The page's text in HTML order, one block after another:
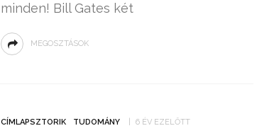
minden! Bill Gates két
MEGOSZTÁSOK
CÍMLAPSZTORIK TUDOMÁNY 6 ÉV EZELŐTT